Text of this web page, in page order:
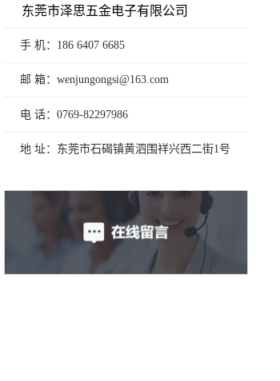
东莞市泽思五金电子有限公司
手 机：186 6407 6685
邮 箱：wenjungongsi@163.com
电 话：0769-82297986
地 址：东莞市石碣镇黄泗围祥兴西二街1号